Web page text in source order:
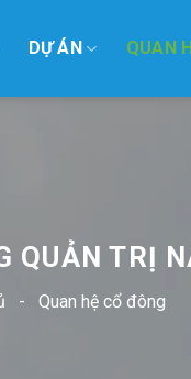
DỰ ÁN QUAN
QUẢN
- Quan hệ cổ đông